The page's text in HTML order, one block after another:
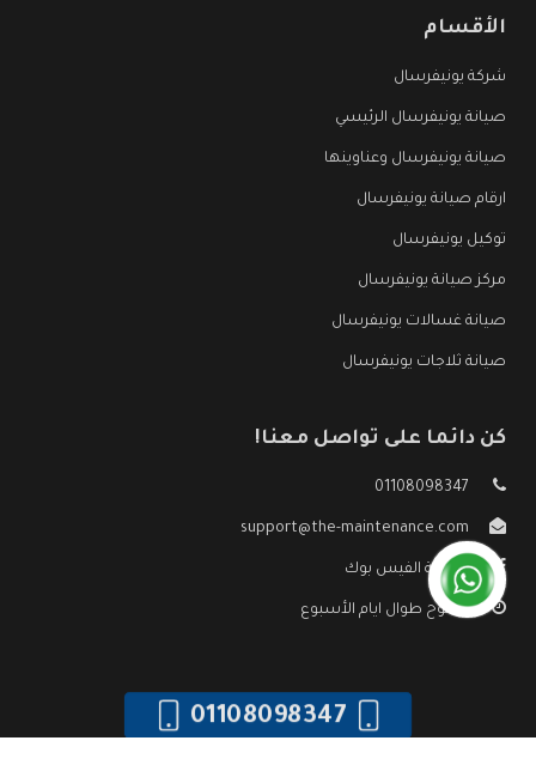
الأقسام
شركة يونيفرسال
صيانة يونيفرسال الرئيسي
صيانة يونيفرسال وعناوينها
ارقام صيانة يونيفرسال
توكيل يونيفرسال
مركز صيانة يونيفرسال
صيانة غسالات يونيفرسال
صيانة ثلاجات يونيفرسال
كن دائما على تواصل معنا!
01108098347
support@the-maintenance.com
صفحة الفيس بوك
مفتوح طوال ايام الأسبوع
01108098347